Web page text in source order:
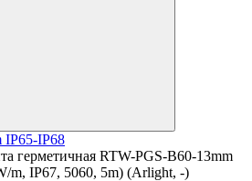
IP65-IP68
герметичная RTW-PGS-B60-13mm
m, IP67, 5060, 5m) (Arlight, -)